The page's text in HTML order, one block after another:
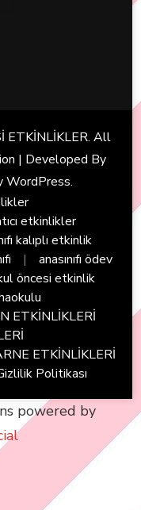
ETKİNLİKLER. All
| Developed By
WordPress.
etkinlikler
kalıplı etkinlik
anasınıfı ödev
öncesi etkinlik
ETKİNLİKLERİ
ETKİNLİKLERİ
Politikası
powered by